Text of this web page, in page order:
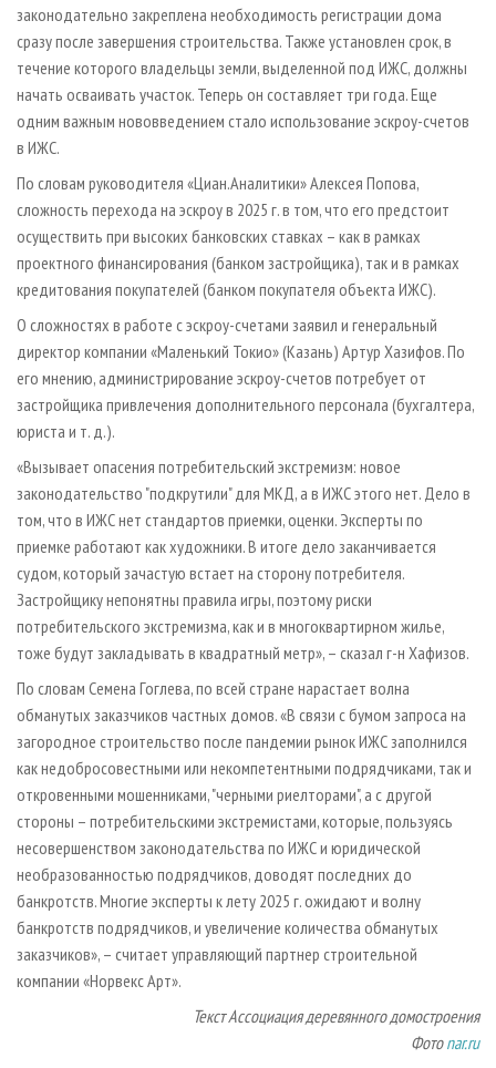
законодательно закреплена необходимость регистрации дома
сразу после завершения строительства. Также установлен срок, в
течение которого владельцы земли, выделенной под ИЖС, должны
начать осваивать участок. Теперь он составляет три года. Еще
одним важным нововведением стало использование эскроу-счетов
в ИЖС.
По словам руководителя «Циан.Аналитики» Алексея Попова,
сложность перехода на эскроу в 2025 г. в том, что его предстоит
осуществить при высоких банковских ставках – как в рамках
проектного финансирования (банком застройщика), так и в рамках
кредитования покупателей (банком покупателя объекта ИЖС).
О сложностях в работе с эскроу-счетами заявил и генеральный
директор компании «Маленький Токио» (Казань) Артур Хазифов. По
его мнению, администрирование эскроу-счетов потребует от
застройщика привлечения дополнительного персонала (бухгалтера,
юриста и т. д.).
«Вызывает опасения потребительский экстремизм: новое
законодательство "подкрутили" для МКД, а в ИЖС этого нет. Дело в
том, что в ИЖС нет стандартов приемки, оценки. Эксперты по
приемке работают как художники. В итоге дело заканчивается
судом, который зачастую встает на сторону потребителя.
Застройщику непонятны правила игры, поэтому риски
потребительского экстремизма, как и в многоквартирном жилье,
тоже будут закладывать в квадратный метр», – сказал г-н Хафизов.
По словам Семена Гоглева, по всей стране нарастает волна
обманутых заказчиков частных домов. «В связи с бумом запроса на
загородное строительство после пандемии рынок ИЖС заполнился
как недобросовестными или некомпетентными подрядчиками, так и
откровенными мошенниками, "черными риелторами", а с другой
стороны – потребительскими экстремистами, которые, пользуясь
несовершенством законодательства по ИЖС и юридической
необразованностью подрядчиков, доводят последних до
банкротств. Многие эксперты к лету 2025 г. ожидают и волну
банкротств подрядчиков, и увеличение количества обманутых
заказчиков», – считает управляющий партнер строительной
компании «Норвекс Арт».
Текст Ассоциация деревянного домостроения
Фотоnar.ru